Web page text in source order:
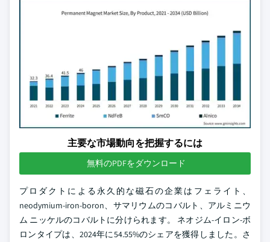
主要な市場動向を把握するには
無料のPDFをダウンロード
プロダクトによる永久的な磁石の企業はフェライト、
neodymium-iron-boron、サマリウムのコバルト、アルミニウ
ム ニッケルのコバルトに分けられます。 ネオジム-イロン-ボ
ロンタイプは、2024年に54.55%のシェアを獲得しました。さ